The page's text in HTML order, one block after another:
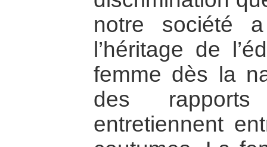
notre société
l’héritage de
femme dès la
des rapports
entretiennent